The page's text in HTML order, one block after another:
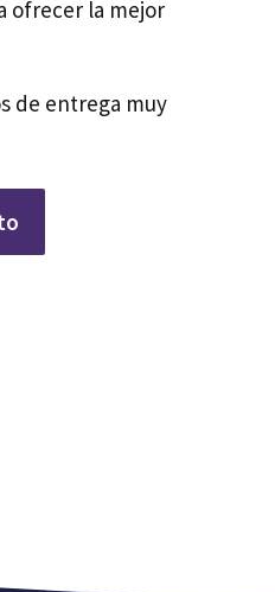
ofrecer la mejor
de entrega muy